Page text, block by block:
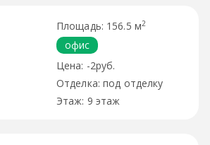
156.5 м2
офис
-2руб.
под отделку
9 этаж